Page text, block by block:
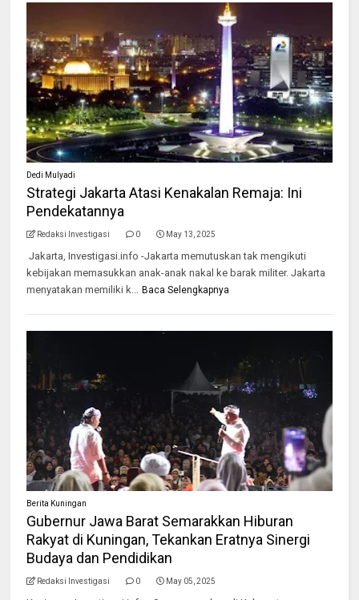
Dedi Mulyadi
Strategi Jakarta Atasi Kenakalan Remaja: Ini
Pendekatannya
Redaksi Investigasi 0 May 13, 2025
Jakarta, Investigasi.info -Jakarta memutuskan tak mengikuti
kebijakan memasukkan anak-anak nakal ke barak militer. Jakarta
menyatakan memiliki k...
Baca Selengkapnya
Berita Kuningan
Gubernur Jawa Barat Semarakkan Hiburan
Rakyat di Kuningan, Tekankan Eratnya Sinergi
Budaya dan Pendidikan
Redaksi Investigasi 0 May 05, 2025